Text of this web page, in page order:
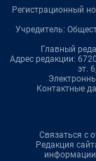
Регистрационный
Учредитель:
Главный
Адрес редакции:
эт.
Контактные
Связаться с
Редакция